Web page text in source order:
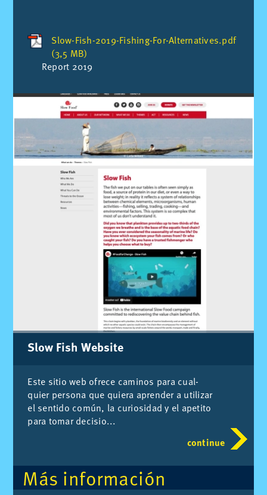
Slow-Fish-2019-Fishing-For-Alternatives.pdf
(3,5 MB)
Re­port 2019
Slow Fish Web­si­te
Este si­tio web ofre­ce ca­mi­nos para cual­
quier per­so­na que quie­ra apren­der a uti­li­zar
el sen­ti­do co­mún, la cu­rio­si­dad y el ape­ti­to
para to­mar de­ci­sio...
continue
Más in­for­ma­ción